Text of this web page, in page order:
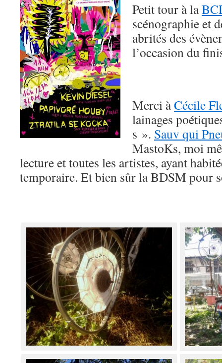
Petit tour à la
scénographie et
abrités des
l’occasion du
Merci àCécile
lainages
s ». Sauv qui
MastoKs, moi
lecture et toutes les artistes, ayant
temporaire. Et bien sûr la BDSM pour